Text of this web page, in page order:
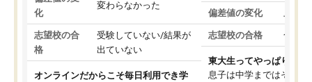
化
変わらなかった
志望校の合
格
受験していない/結果が
出ていない
オンラインだからこそ毎日利用でき学
偏差値の変化 上が
志望校の合格 合格
東大生ってやっぱりすご
息子は中学まではそこそ